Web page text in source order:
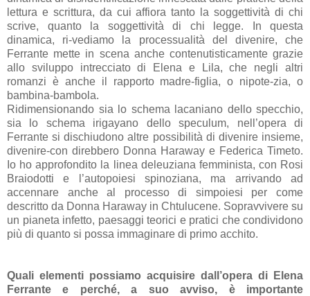
lettura e scrittura, da cui affiora tanto la soggettività di chi
scrive, quanto la soggettività di chi legge. In questa
dinamica, ri-vediamo la processualità del divenire, che
Ferrante mette in scena anche contenutisticamente grazie
allo sviluppo intrecciato di Elena e Lila, che negli altri
romanzi è anche il rapporto madre-figlia, o nipote-zia, o
bambina-bambola.
Ridimensionando sia lo schema lacaniano dello specchio,
sia lo schema irigayano dello speculum, nell’opera di
Ferrante si dischiudono altre possibilità di divenire insieme,
divenire-con direbbero Donna Haraway e Federica Timeto.
Io ho approfondito la linea deleuziana femminista, con Rosi
Braiodotti e l’autopoiesi spinoziana, ma arrivando ad
accennare anche al processo di simpoiesi per come
descritto da Donna Haraway in Chtulucene. Sopravvivere su
un pianeta infetto, paesaggi teorici e pratici che condividono
più di quanto si possa immaginare di primo acchito.
Quali elementi possiamo acquisire dall’opera di Elena
Ferrante e perché, a suo avviso, è importante